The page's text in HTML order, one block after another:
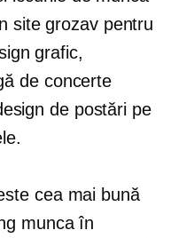
site grozav pentru
grafic,
de concerte
de postări pe
cea mai bună
munca în